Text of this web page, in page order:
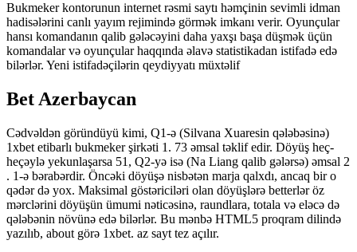
Bukmeker kontorunun internet rəsmi saytı həmçinin sevimli idman
hadisələrini canlı yayım rejimində görmək imkanı verir. Oyunçular
hansı komandanın qalib gələcəyini daha yaxşı başa düşmək üçün
komandalar və oyunçular haqqında əlavə statistikadan istifadə edə
bilərlər. Yeni istifadəçilərin qeydiyyatı müxtəlif
Bet Azerbaycan
Cədvəldən göründüyü kimi, Q1-ə (Silvana Xuaresin qələbəsinə)
1xbet etibarlı bukmeker şirkəti 1. 73 əmsal təklif edir. Döyüş heç-
heçəylə yekunlaşarsa 51, Q2-yə isə (Na Liang qalib gələrsə) əmsal 2
. 1-ə bərabərdir. Öncəki döyüşə nisbətən marja qalxdı, ancaq bir o
qədər də yox. Maksimal göstəriciləri olan döyüşlərə betterlər öz
mərclərini döyüşün ümumi nəticəsinə, raundlara, totala və eləcə də
qələbənin növünə edə bilərlər. Bu mənbə HTML5 proqram dilində
yazılıb, about görə 1xbet. az sayt tez açılır.